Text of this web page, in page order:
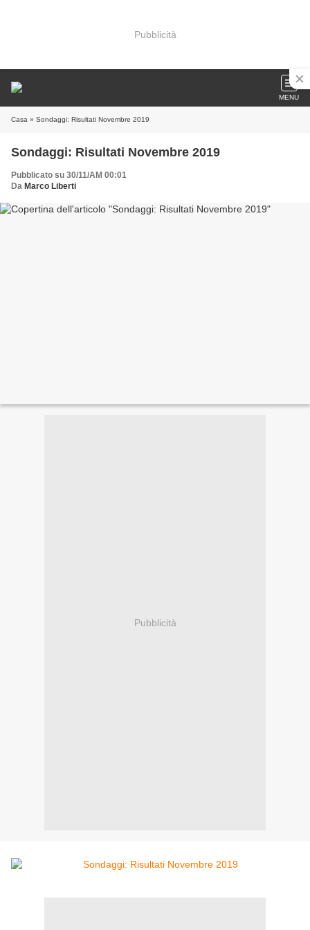
Pubblicità
MENU
Casa » Sondaggi: Risultati Novembre 2019
Sondaggi: Risultati Novembre 2019
Pubblicato su 30/11/AM 00:01
Da Marco Liberti
Pubblicità